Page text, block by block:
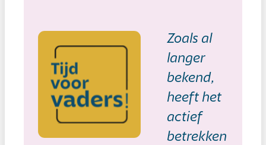
Zoals al
langer
bekend,
heeft het
actief
betrekken